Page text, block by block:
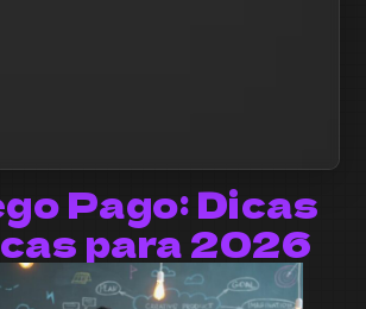
Pago: Dicas
para 2026